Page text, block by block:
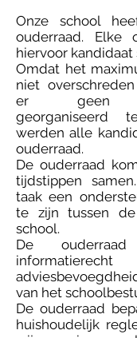
Onze school
ouderraad. Elke
hiervoor kandidaat
Omdat het
niet
er geen
georganiseerd
werden alle
ouderraad.
De ouderraad
tijdstippen
taak een
te zijn tussen
school.
De
van het
De ouderraad
huishoudelijk